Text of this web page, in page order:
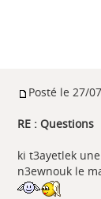
Posté le 27/
RE : Questions
ki t3ayetlek
n3ewnouk le